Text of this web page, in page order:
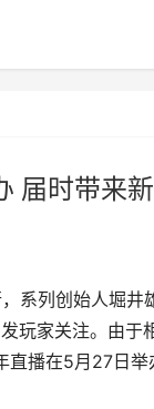
届时带来
系列创始人堀井
玩家关注。由于
播在5月27日